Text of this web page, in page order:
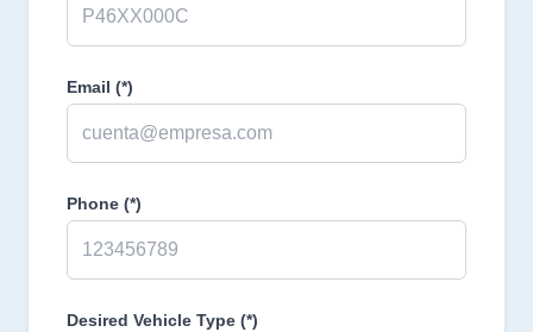
Email (*)
Phone (*)
Desired Vehicle Type (*)